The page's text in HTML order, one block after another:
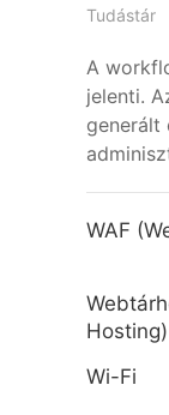
Tudástár
A
jelenti.
generált
WAF
Hosting)
Wi-Fi